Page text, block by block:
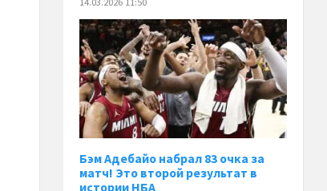
Бэм Адебайо набрал 83 очка за
матч! Это второй результат в
истории НБА